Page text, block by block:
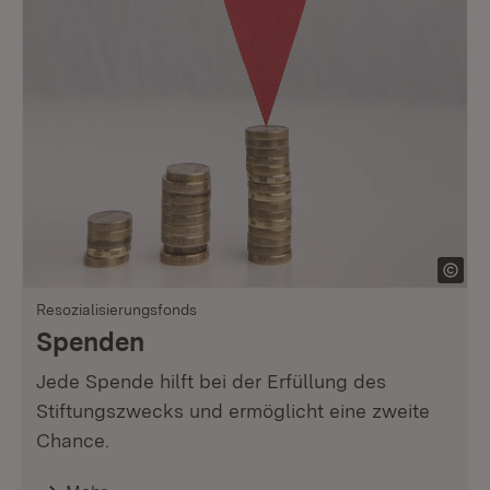
Resozialisierungsfonds
Spenden
Jede Spende hilft bei der Erfüllung des
Stiftungszwecks und ermöglicht eine zweite
Chance.